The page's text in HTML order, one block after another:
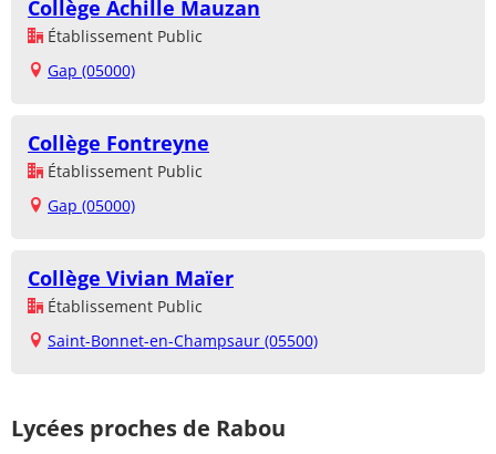
Collège Achille Mauzan
Établissement Public
Gap (05000)
Collège Fontreyne
Établissement Public
Gap (05000)
Collège Vivian Maïer
Établissement Public
Saint-Bonnet-en-Champsaur (05500)
Lycées proches de Rabou